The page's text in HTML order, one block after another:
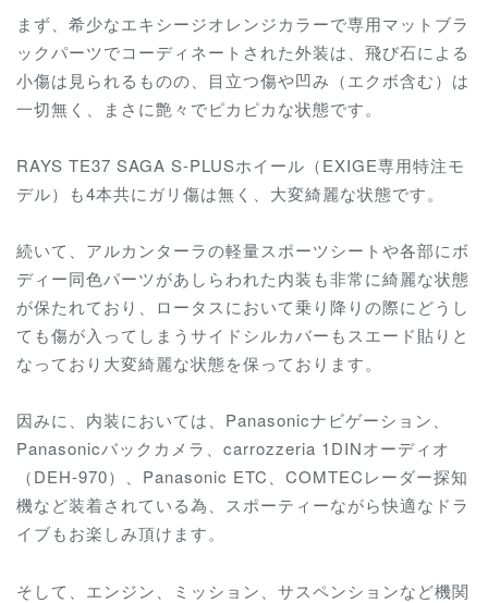
まず、希少なエキシージオレンジカラーで専用マットブラ
ックパーツでコーディネートされた外装は、飛び石による
小傷は見られるものの、目立つ傷や凹み（エクボ含む）は
一切無く、まさに艶々でピカピカな状態です。
RAYS TE37 SAGA S-PLUSホイール（EXIGE専用特注モ
デル）も4本共にガリ傷は無く、大変綺麗な状態です。
続いて、アルカンターラの軽量スポーツシートや各部にボ
ディー同色パーツがあしらわれた内装も非常に綺麗な状態
が保たれており、ロータスにおいて乗り降りの際にどうし
ても傷が入ってしまうサイドシルカバーもスエード貼りと
なっており大変綺麗な状態を保っております。
因みに、内装においては、Panasonicナビゲーション、
Panasonicバックカメラ、carrozzeria 1DINオーディオ
（DEH-970）、Panasonic ETC、COMTECレーダー探知
機など装着されている為、スポーティーながら快適なドラ
イブもお楽しみ頂けます。
そして、エンジン、ミッション、サスペンションなど機関